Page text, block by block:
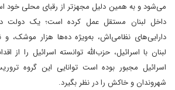
می‌شود و به همین دلیل مجهزتر از رقبای محلی خود
داخل لبنان مستقل عمل کرده است؛ یک دولت
دارایی‌های نظامی‌اش، به‌ویژه ده‌ها هزار موشک،
لبنان با اسرائیل، حزب‌الله توانسته اسرائیل را از
اسرائیل مجبور بوده است توانایی این گروه
شهروندان و خاکش را در نظر بگیرد.